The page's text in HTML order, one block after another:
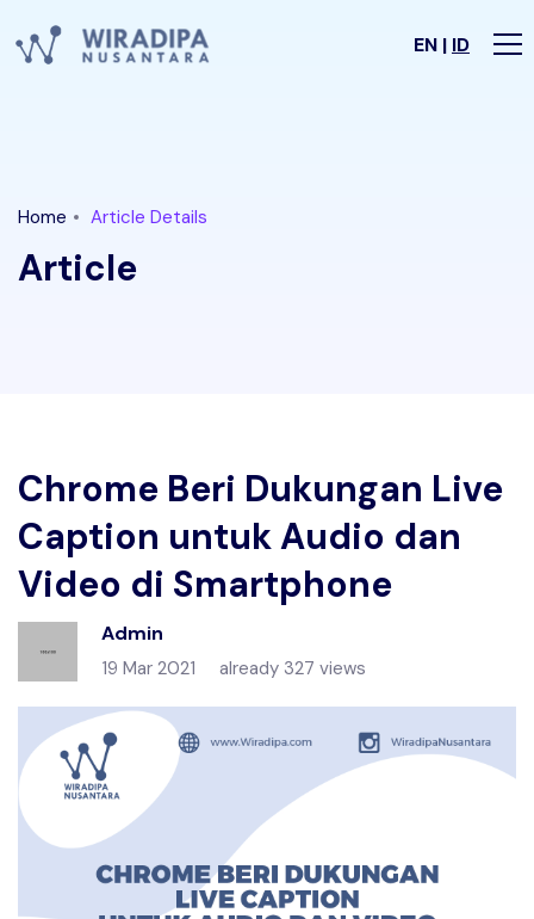
EN | ID
Home Article Details
Article
Chrome Beri Dukungan Live
Caption untuk Audio dan
Video di Smartphone
Admin
19 Mar 2021 already 327 views